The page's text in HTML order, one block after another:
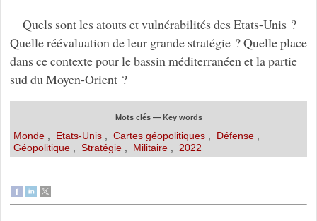
Quels sont les atouts et vulnérabilités des Etats-Unis ?
Quelle réévaluation de leur grande stratégie ? Quelle place
dans ce contexte pour le bassin méditerranéen et la partie
sud du Moyen-Orient ?
Mots clés — Key words
Monde, Etats-Unis, Cartes géopolitiques, Défense,
Géopolitique, Stratégie, Militaire, 2022